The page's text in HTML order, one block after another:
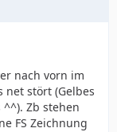
nach vorn im
net stört (Gelbes
^^). Zb stehen
FS Zeichnung